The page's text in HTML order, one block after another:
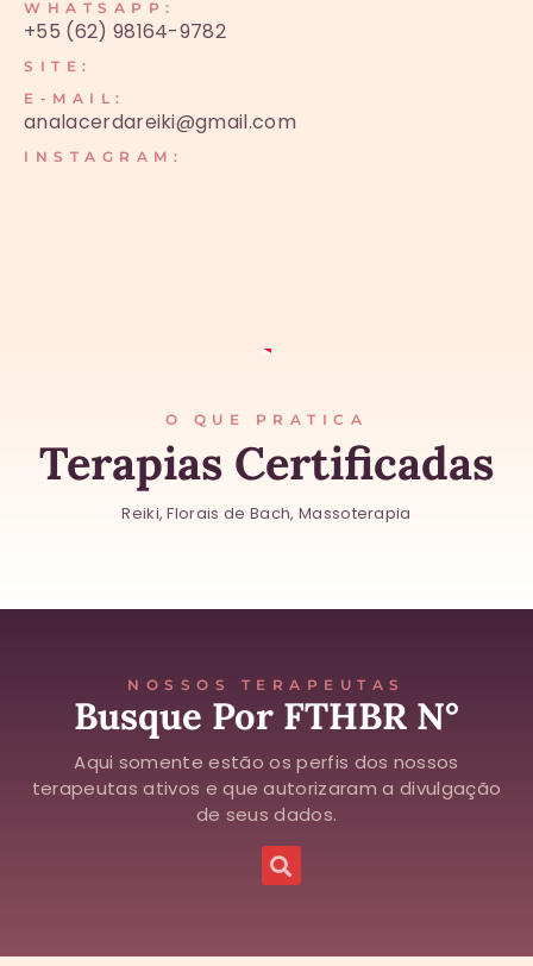
WHATSAPP:
+55 (62) 98164-9782
SITE:
E-MAIL:
analacerdareiki@gmail.com
INSTAGRAM:
O QUE PRATICA
Terapias Certificadas
Reiki, Florais de Bach, Massoterapia
NOSSOS TERAPEUTAS
Busque Por FTHBR N°
Aqui somente estão os perfis dos nossos
terapeutas ativos e que autorizaram a divulgação
de seus dados.